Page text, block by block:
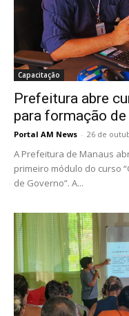
Capacitação
Prefeitura abre
para formação
Portal AM News - 26 de
A Prefeitura de Manaus
primeiro módulo do curso
de Governo”. A...